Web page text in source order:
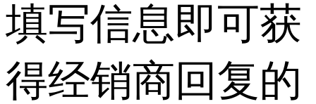
填写信息即可获
得经销商回复的